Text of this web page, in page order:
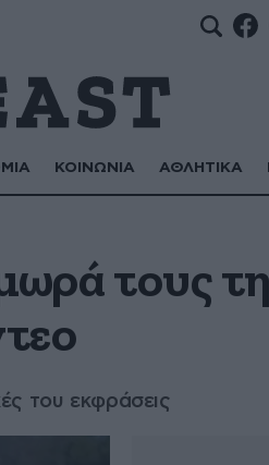
ΚΟΙΝΩΝΙΑ ΑΘΛΗΤΙΚΑ
τους
του εκφράσεις